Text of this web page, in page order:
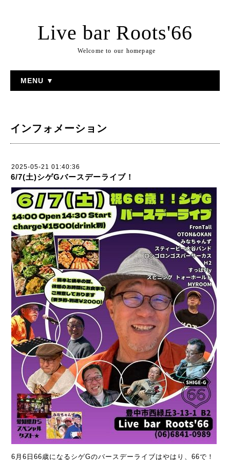
Live bar Roots'66
Welcome to our homepage
MENU ▼
インフォメーション
2025-05-21 01:40:36
6/7(土)シゲGバースデーライブ！
6月6日66歳になるシゲGのバースデーライブはやはり、66で！